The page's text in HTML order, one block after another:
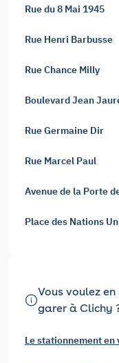
Rue du 8 Mai 1945
Rue Henri Barbusse
Rue Chance Milly
Boulevard Jean
Rue Germaine Dir
Rue Marcel Paul
Avenue de la Porte
Place des Nations
Vous voulez
garer à Clichy
Le stationnement en